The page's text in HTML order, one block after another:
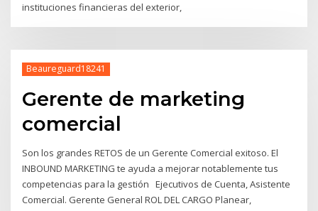
instituciones financieras del exterior,
Beaureguard18241
Gerente de marketing
comercial
Son los grandes RETOS de un Gerente Comercial exitoso. El
INBOUND MARKETING te ayuda a mejorar notablemente tus
competencias para la gestión Ejecutivos de Cuenta, Asistente
Comercial. Gerente General ROL DEL CARGO Planear,